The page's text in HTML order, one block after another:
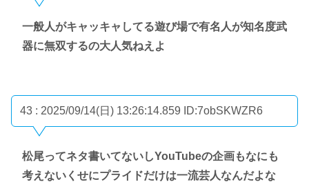
一般人がキャッキャしてる遊び場で有名人が知名度武
器に無双するの大人気ねえよ
43 : 2025/09/14(日) 13:26:14.859 ID:7obSKWZR6
松尾ってネタ書いてないしYouTubeの企画もなにも
考えないくせにプライドだけは一流芸人なんだよな